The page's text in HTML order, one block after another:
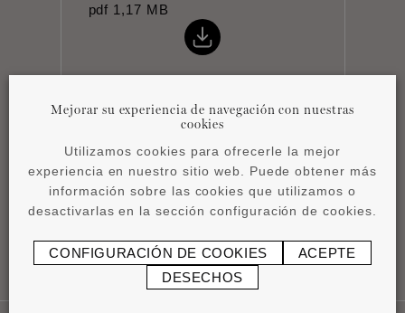
pdf 1,17 MB
Ficha técnica
pdf 0,76 MB
Mejorar su experiencia de navegación con nuestras
cookies
Utilizamos cookies para ofrecerle la mejor
experiencia en nuestro sitio web. Puede obtener más
información sobre las cookies que utilizamos o
desactivarlas en la sección configuración de cookies.
CONFIGURACIÓN DE COOKIES
ACEPTE
DESECHOS